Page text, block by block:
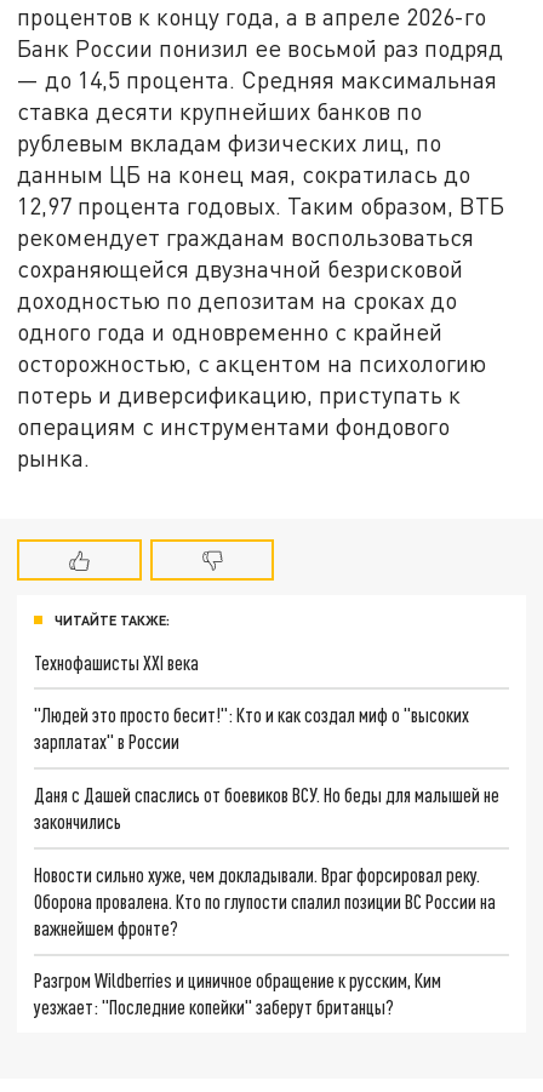
процентов к концу года, а в апреле 2026-го
Банк России понизил ее восьмой раз подряд
— до 14,5 процента. Средняя максимальная
ставка десяти крупнейших банков по
рублевым вкладам физических лиц, по
данным ЦБ на конец мая, сократилась до
12,97 процента годовых. Таким образом, ВТБ
рекомендует гражданам воспользоваться
сохраняющейся двузначной безрисковой
доходностью по депозитам на сроках до
одного года и одновременно с крайней
осторожностью, с акцентом на психологию
потерь и диверсификацию, приступать к
операциям с инструментами фондового
рынка.
ЧИТАЙТЕ ТАКЖЕ:
Технофашисты XXI века
"Людей это просто бесит!": Кто и как создал миф о "высоких
зарплатах" в России
Даня с Дашей спаслись от боевиков ВСУ. Но беды для малышей не
закончились
Новости сильно хуже, чем докладывали. Враг форсировал реку.
Оборона провалена. Кто по глупости спалил позиции ВС России на
важнейшем фронте?
Разгром Wildberries и циничное обращение к русским, Ким
уезжает: "Последние копейки" заберут британцы?